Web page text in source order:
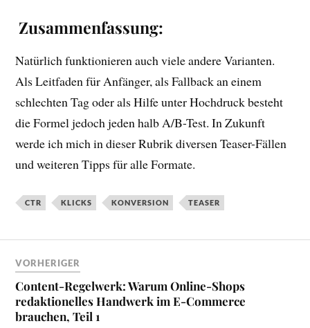
Zusammenfassung:
Natürlich funktionieren auch viele andere Varianten.
Als Leitfaden für Anfänger, als Fallback an einem
schlechten Tag oder als Hilfe unter Hochdruck besteht
die Formel jedoch jeden halb A/B-Test. In Zukunft
werde ich mich in dieser Rubrik diversen Teaser-Fällen
und weiteren Tipps für alle Formate.
CTR KLICKS KONVERSION TEASER
VORHERIGER
Content-Regelwerk: Warum Online-Shops
redaktionelles Handwerk im E-Commerce
brauchen, Teil 1